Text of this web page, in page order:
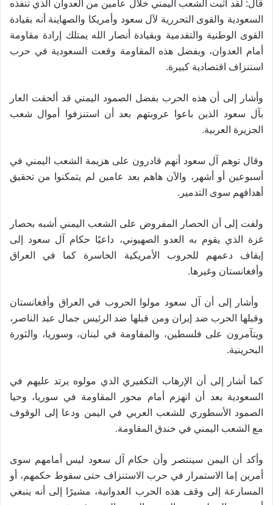
قال: لقد اثبت الشعب اليمني خلال عامين من العدوان الذي تنفذه
السعودية والقوى التحررية لآل سعود وأمريكا والصهاينة أنه بقيادة
القوى الوطنية والتقدمية وبقيادة أنصار الله يمتلك إرادة مقاومة
أمام العدوان، وبفضل هذه المقاومة وقعت السعودية في حرب
استنزاف اقتصادية كبيرة.
وأشار إلى أن هذه الحرب بفضل الصمود اليمني قد ألحقت العار
بآل سعود الذين باعوا عروبتهم بعد أن استنزفوا أموال شعب
الجزيرة العربية.
وقال توهم آل سعود أنهم قادرون على هزيمة الشعب اليمني في
أسبوعين أو أشهر، والآن هاهم بعد عامين لم يتمكنوا من تحقيق
أهدافهم سوى التدمير .
ولفت إلى أن الحصار المفروض على الشعب اليمني أشبه بحصار
غزة الذي يقوم به العدو الصهيوني، داعيًا حكام آل سعود إلى
إيقاف دعمهم للحروب الأمريكية الخاسرة كما في العراق
وأفغانستان وغيرها.
وأشار إلى أن آل سعود مولوا الحروب في العراق وأفغانستان
وقبلها الحرب ضد إيران ومن قبلها ضد الرئيس جمال عبد الناصر،
ويتآمرون على فلسطين، والمقاومة في لبنان، وسوريا، والثورة
البحرينية.
كما أشار إلى أن الإرهاب التكفيري الذي مولوه يرتد عليهم في
السعودية بعد أن انهزم أمام محور المقاومة في سوريا، وحيا
الصمود الأسطوري للشعب العربي في اليمن ودعا إلى الوقوف
مع الشعب اليمني في خندق المقاومة.
وأكد أن اليمن سينتصر وأن حكام آل سعود ليس أمامهم سوى
أمرين إما الاستمرار في حرب الاستنزاف حتى سقوط حكمهم، أو
المسارعة إلى وقف هذه الحرب العدوانية، مشيرًا إلى أنه ينبغي